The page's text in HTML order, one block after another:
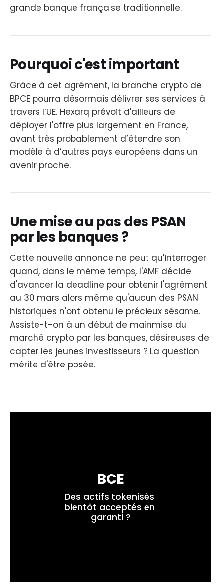
grande banque française traditionnelle.
Pourquoi c'est important
Grâce à cet agrément, la branche crypto de
BPCE pourra désormais délivrer ses services à
travers l’UE. Hexarq prévoit d'ailleurs de
déployer l'offre plus largement en France,
avant très probablement d’étendre son
modèle à d’autres pays européens dans un
avenir proche.
Une mise au pas des PSAN
par les banques ?
Cette nouvelle annonce ne peut qu'interroger
quand, dans le même temps, l'AMF décide
d'avancer la deadline pour obtenir l'agrément
au 30 mars alors même qu'aucun des PSAN
historiques n'ont obtenu le précieux sésame.
Assiste-t-on à un début de mainmise du
marché crypto par les banques, désireuses de
capter les jeunes investisseurs ? La question
mérite d'être posée.
BCE
Des actifs tokenisés
bientôt acceptés en
garanti ?